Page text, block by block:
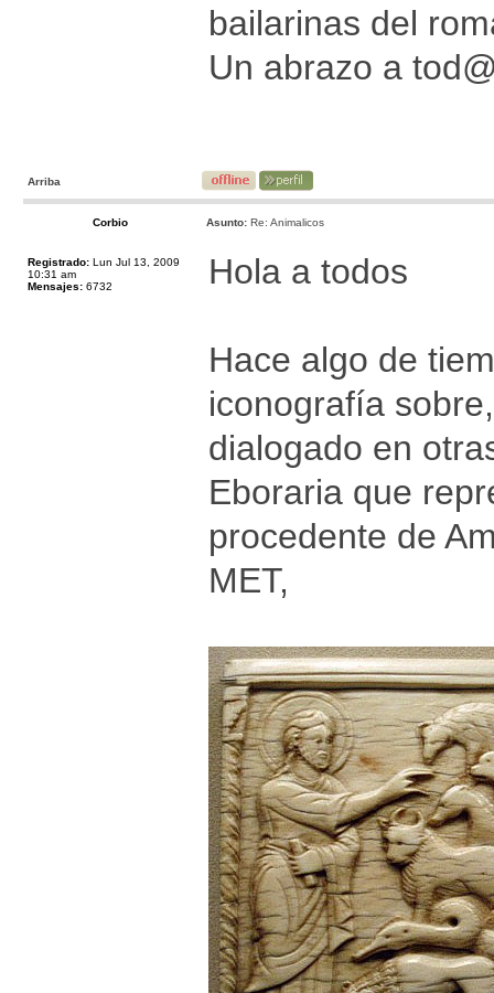
bailarinas del
Un abrazo a
Arriba
Corbio Asunto: Re: Animalicos
Registrado: Lun Jul 13, 2009
10:31 am
Mensajes: 6732 Hola a todos
Hace algo de
iconografía
dialogado en
Eboraria que
procedente de
MET,